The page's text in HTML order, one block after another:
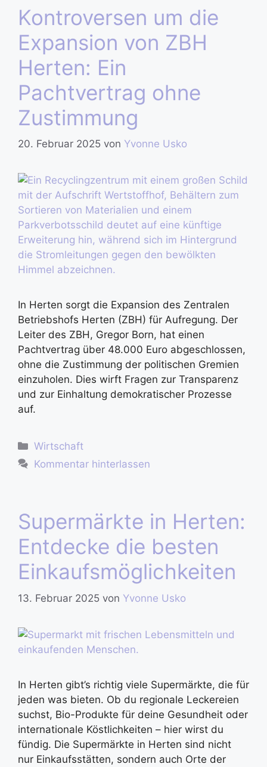
Kontroversen um die
Expansion von ZBH
Herten: Ein
Pachtvertrag ohne
Zustimmung
20. Februar 2025 von Yvonne Usko
In Herten sorgt die Expansion des Zentralen
Betriebshofs Herten (ZBH) für Aufregung. Der
Leiter des ZBH, Gregor Born, hat einen
Pachtvertrag über 48.000 Euro abgeschlossen,
ohne die Zustimmung der politischen Gremien
einzuholen. Dies wirft Fragen zur Transparenz
und zur Einhaltung demokratischer Prozesse
auf.
Wirtschaft
Kommentar hinterlassen
Supermärkte in Herten:
Entdecke die besten
Einkaufsmöglichkeiten
13. Februar 2025 von Yvonne Usko
In Herten gibt’s richtig viele Supermärkte, die für
jeden was bieten. Ob du regionale Leckereien
suchst, Bio-Produkte für deine Gesundheit oder
internationale Köstlichkeiten – hier wirst du
fündig. Die Supermärkte in Herten sind nicht
nur Einkaufsstätten, sondern auch Orte der